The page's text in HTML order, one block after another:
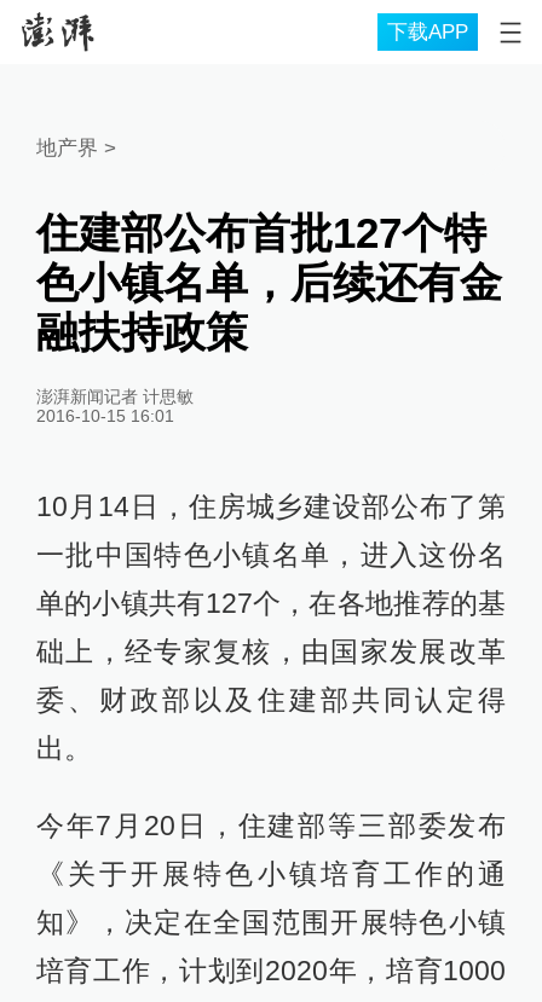
下载APP
地产界 >
住建部公布首批127个特
色小镇名单，后续还有金
融扶持政策
澎湃新闻记者 计思敏
2016-10-15 16:01
10月14日，住房城乡建设部公布了第
一批中国特色小镇名单，进入这份名
单的小镇共有127个，在各地推荐的基
础上，经专家复核，由国家发展改革
委、财政部以及住建部共同认定得
出。
今年7月20日，住建部等三部委发布
《关于开展特色小镇培育工作的通
知》，决定在全国范围开展特色小镇
培育工作，计划到2020年，培育1000